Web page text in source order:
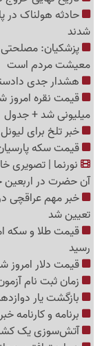
شدند
پزشکیان: مصلحتی
معیشت مردم است
هشدار جدی
میلیونی شد + جدول
خبر تلخ برای لیونل
قیمت سکه پارسیان امروز
نورنما | تصویری
آن حضرت در
خبر مهم عراقچی
تعیین شد
رسید
قیمت دلار امروز شنبه 17 مرداد 1405؛ دلار
زمان ثبت نام آزمون
بازگشت یار
برنامه و کارنامه
آتش‌سوزی یک